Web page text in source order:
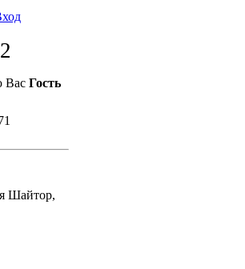
Вас Гость
Шайтор,